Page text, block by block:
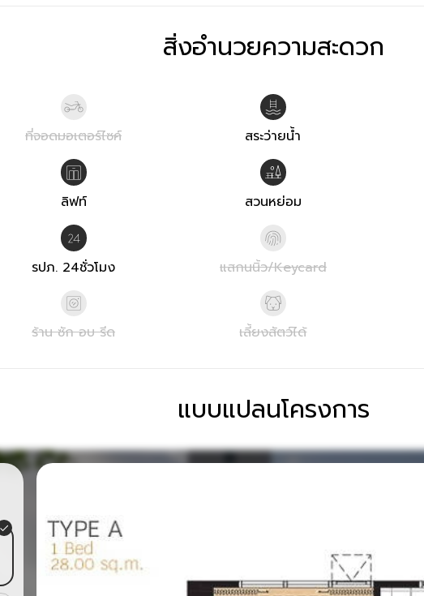
สิ่งอำนวยความสะดวก
ที่จอดมอเตอร์ไซค์ สระว่ายน้ำ
ลิฟท์ สวนหย่อม
รปภ. 24ชั่วโมง แสกนนิ้ว/Keycard
ร้าน ซัก อบ รีด เลี้ยงสัตว์ได้
แบบแปลนโครงการ